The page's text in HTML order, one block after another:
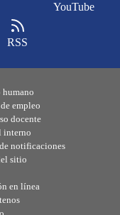
YouTube
RSS
humano
empleo
docente
interno
notificaciones
sitio
en línea